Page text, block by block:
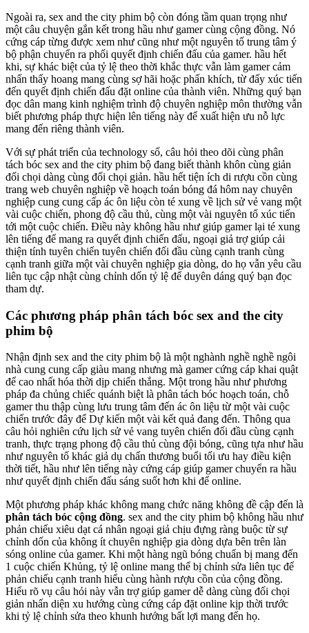
Ngoài ra, sex and the city phim bộ còn đóng tầm quan trọng như
một câu chuyện gắn kết trong hầu như gamer cùng cộng đồng. Nó
cứng cáp từng được xem như cũng như một nguyên tố trung tâm ý
bộ phận chuyển ra phối quyết định chiến đấu của gamer. hầu hết
khi, sự khác biệt của tỷ lệ theo thời khắc thực vẫn làm gamer cảm
nhấn thấy hoang mang cùng sợ hãi hoặc phấn khích, từ đấy xúc tiến
đến quyết định chiến đấu đặt online của thành viên. Những quý bạn
đọc dân mang kinh nghiệm trình độ chuyên nghiệp môn thường vẫn
biết phương pháp thực hiện lên tiếng này để xuất hiện ưu nỗ lực
mang đến riêng thành viên.
Với sự phát triển của technology số, câu hỏi theo dõi cùng phân
tách bóc sex and the city phim bộ đang biết thành khôn cùng giản
đối chọi dàng cùng đối chọi giản. hầu hết tiện ích di rượu cồn cùng
trang web chuyên nghiệp về hoạch toán bóng đá hôm nay chuyên
nghiệp cung cung cấp ác ôn liệu còn té xung về lịch sử vẻ vang một
vài cuộc chiến, phong độ cầu thủ, cùng một vài nguyên tố xúc tiến
tới một cuộc chiến. Điều này không hầu như giúp gamer lại té xung
lên tiếng để mang ra quyết định chiến đấu, ngoại giả trợ giúp cải
thiện tính tuyên chiến tuyên chiến đối đầu cùng cạnh tranh cùng
cạnh tranh giữa một vài chuyên nghiệp gia dòng, do họ vẫn yêu cầu
liên tục cập nhật cùng chỉnh dốn tỷ lệ để duyên dáng quý bạn đọc
tham dự.
Các phương pháp phân tách bóc sex and the city
phim bộ
Nhận định sex and the city phim bộ là một nghành nghề nghề ngôi
nhà cung cung cấp giàu mang nhưng mà gamer cứng cáp khai quật
để cao nhất hóa thời dịp chiến thắng. Một trong hầu như phương
pháp đa chủng chiếc quánh biệt là phân tách bóc hoạch toán, chỗ
gamer thu thập cùng lưu trung tâm đến ác ôn liệu từ một vài cuộc
chiến trước đây để Dự kiến một vài kết quả đang đến. Thông qua
câu hỏi nghiên cứu lịch sử vẻ vang tuyên chiến đối đầu cùng cạnh
tranh, thực trạng phong độ cầu thủ cùng đội bóng, cũng tựa như hầu
như nguyên tố khác giả dụ chấn thương buổi tối ưu hay điều kiện
thời tiết, hầu như lên tiếng này cứng cáp giúp gamer chuyển ra hầu
như quyết định chiến đấu sáng suốt hơn khi để online.
Một phương pháp khác không mang chức năng không đề cập đến là
phân tách bóc cộng đồng. sex and the city phim bộ không hầu như
phản chiếu xiêu dạt cá nhân ngoại giả chịu đựng ràng buộc từ sự
chỉnh dốn của không ít chuyên nghiệp gia dòng dựa bên trên làn
sóng online của gamer. Khi một hàng ngũ bóng chuẩn bị mang đến
1 cuộc chiến Khủng, tỷ lệ online mang thể bị chỉnh sửa liên tục để
phản chiếu cạnh tranh hiểu cùng hành rượu cồn của cộng đồng.
Hiểu rõ vụ câu hỏi này vẫn trợ giúp gamer dễ dàng cùng đối chọi
giản nhấn diện xu hướng cùng cứng cáp đặt online kịp thời trước
khi tỷ lệ chỉnh sửa theo khunh hướng bất lợi mang đến họ.